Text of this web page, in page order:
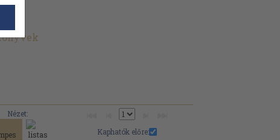
Nézet:
Kaphatók előre: